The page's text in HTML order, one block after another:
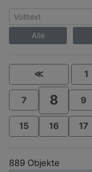
Alle
≪ 1
7 8 9
15 16 17
889 Objekte